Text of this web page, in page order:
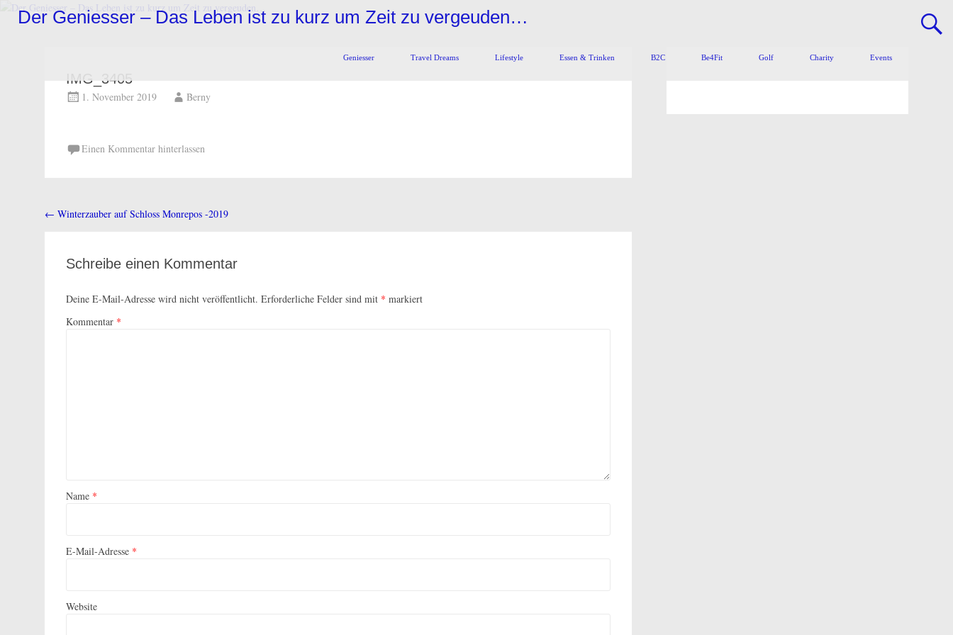
Zum
InhaltDer Geniesser – Das Leben ist zu kurz um Zeit zu vergeuden…
Geniesser Travel Dreams Lifestyle Essen & Trinken B2C Be4Fit Golf Charity Events
IMG_3405
1. November 2019 Berny
Einen Kommentar hinterlassen
Beitragsnavigation
← Winterzauber auf Schloss Monrepos -2019
Schreibe einen Kommentar
Deine E-Mail-Adresse wird nicht veröffentlicht. Erforderliche Felder sind mit * markiert
Kommentar *
Name *
E-Mail-Adresse *
Website